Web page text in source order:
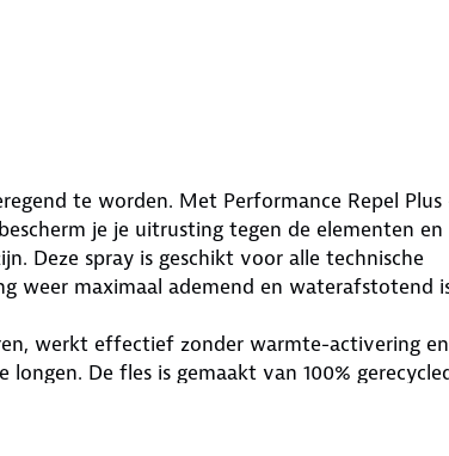
te worden. Met Performance Repel Plus
je je uitrusting tegen de elementen en
Deze spray is geschikt voor alle technische
weer maximaal ademend en waterafstotend
werkt effectief zonder warmte-activering
De fles is gemaakt van 100%
PFC-vrij, een belangrijke stap richting een